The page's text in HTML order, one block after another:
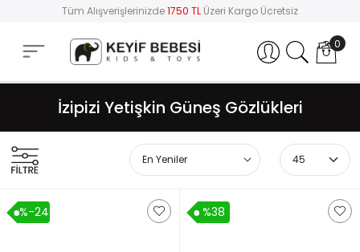
Tüm Alışverişlerinizde1750 TL Üzeri Kargo Ücretsiz
Hesabım 0
İzipizi Yetişkin Güneş Gözlükleri
%-24 %38